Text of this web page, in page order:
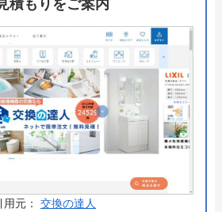
とホームページ内のメールフォ
公式サイトで
金詳細を見る
すぐ電話で相談する
受付時間： ―
積もりをご案内
用元： 交換の達人